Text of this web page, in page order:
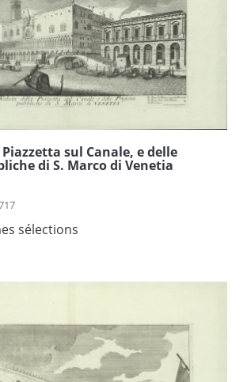
sul Canale, e delle
di S. Marco di Venetia
sélections